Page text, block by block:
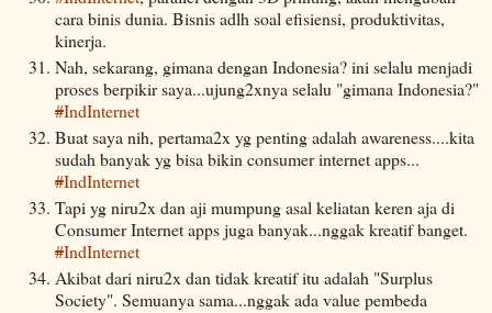
cara binis dunia. Bisnis adlh soal efisiensi, produktivitas,
kinerja.
Nah, sekarang, gimana dengan Indonesia? ini selalu menjadi
proses berpikir saya...ujung2xnya selalu "gimana Indonesia?"
#IndInternet
Buat saya nih, pertama2x yg penting adalah awareness....kita
sudah banyak yg bisa bikin consumer internet apps...
#IndInternet
Tapi yg niru2x dan aji mumpung asal keliatan keren aja di
Consumer Internet apps juga banyak...nggak kreatif banget.
#IndInternet
Akibat dari niru2x dan tidak kreatif itu adalah "Surplus
Society". Semuanya sama...nggak ada value pembeda